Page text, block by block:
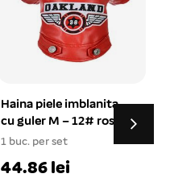
Jucarie inel cauciuc de
diferită forma 3 in 1
1 buc. per set
12.68 lei